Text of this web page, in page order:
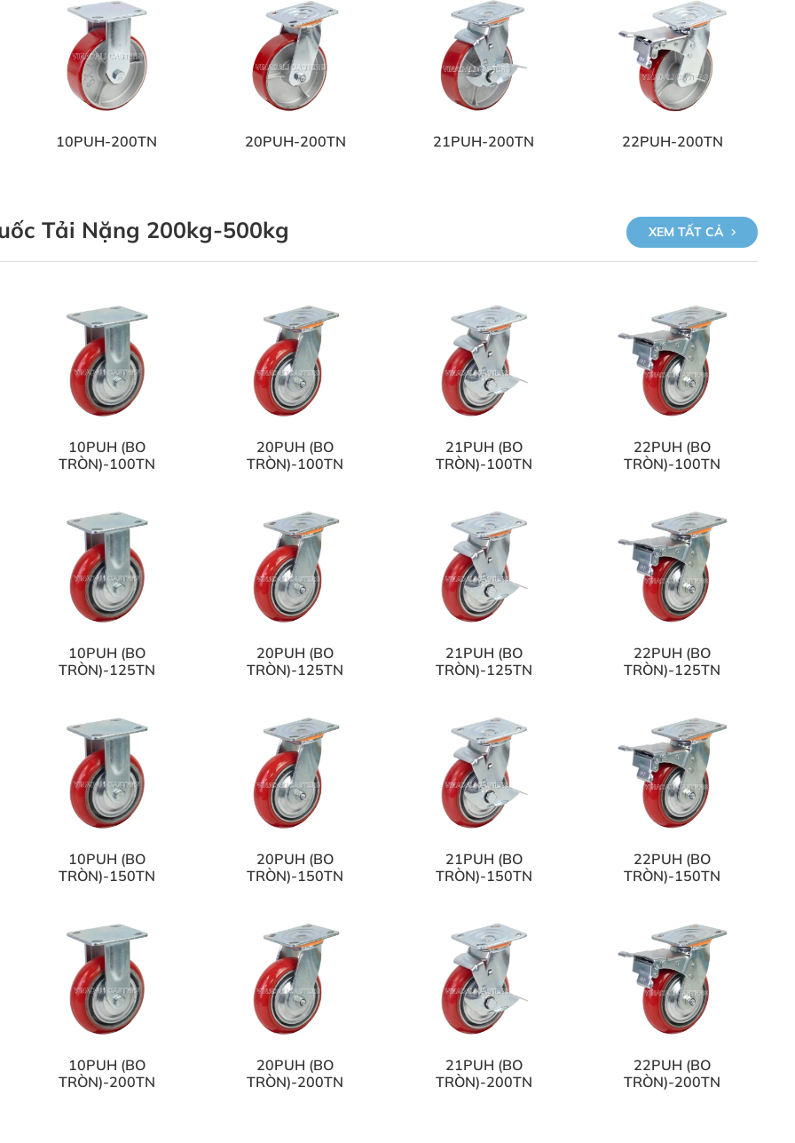
10PUH-200TN 20PUH-200TN 21PUH-200TN 22PUH-200TN
Tải Nặng 200kg-500kg XEM TẤT CẢ
10PUH (BO
TRÒN)-100TN
20PUH (BO
TRÒN)-100TN
21PUH (BO
TRÒN)-100TN
22PUH (BO
TRÒN)-100TN
10PUH (BO
TRÒN)-125TN
20PUH (BO
TRÒN)-125TN
21PUH (BO
TRÒN)-125TN
22PUH (BO
TRÒN)-125TN
10PUH (BO
TRÒN)-150TN
20PUH (BO
TRÒN)-150TN
21PUH (BO
TRÒN)-150TN
22PUH (BO
TRÒN)-150TN
10PUH (BO
TRÒN)-200TN
20PUH (BO
TRÒN)-200TN
21PUH (BO
TRÒN)-200TN
22PUH (BO
TRÒN)-200TN